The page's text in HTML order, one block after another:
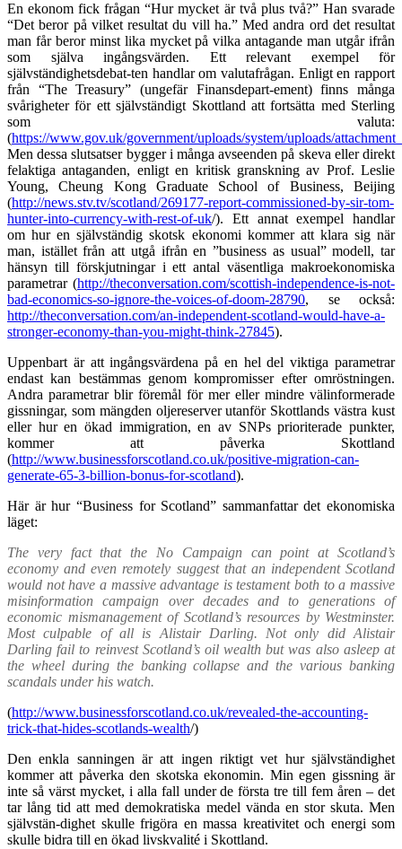
En ekonom fick frågan “Hur mycket är två plus två?” Han svarade
“Det beror på vilket resultat du vill ha.” Med andra ord det resultat
man får beror minst lika mycket på vilka antagande man utgår ifrån
som själva ingångsvärden. Ett relevant exempel för
självständighetsdebat-ten handlar om valutafrågan. Enligt en rapport
från “The Treasury” (ungefär Finansdepart-ement) finns många
svårigheter för ett självständigt Skottland att fortsätta med Sterling
som valuta:
(https://www.gov.uk/government/uploads/system/uploads/
Men dessa slutsatser bygger i många avseenden på skeva eller direkt
felaktiga antaganden, enligt en kritisk granskning av Prof. Leslie
Young, Cheung Kong Graduate School of Business, Beijing
(http://news.stv.tv/scotland/269177-report-commissioned-by-sir-tom-
hunter-into-currency-with-rest-of-uk/). Ett annat exempel handlar
om hur en självständig skotsk ekonomi kommer att klara sig när
man, istället från att utgå ifrån en ”business as usual” modell, tar
hänsyn till förskjutningar i ett antal väsentliga makroekonomiska
parametrar (http://theconversation.com/scottish-independence-is-not-
bad-economics-so-ignore-the-voices-of-doom-28790, se också:
http://theconversation.com/an-independent-scotland-would-have-a-
stronger-economy-than-you-might-think-27845).
Uppenbart är att ingångsvärdena på en hel del viktiga parametrar
endastkan bestämmas genom kompromisser efter omröstningen.
Andra parametrar blir föremål för mer eller mindre välinformerade
gissningar, som mängden oljereserver utanför Skottlands västra kust
eller hur en ökad immigration, en av SNPs prioriterade punkter,
kommer att påverka Skottland
(http://www.businessforscotland.co.uk/positive-migration-can-
generate-65-3-billion-bonus-for-scotland).
Här är hur “Business for Scotland” sammanfattar det ekonomiska
läget:
The very fact that the No Campaign can point at Scotland’s
economy and even remotely suggest that an independent Scotland
would not have a massive advantage is testament both to a massive
misinformation campaign over decades and to generations of
economic mismanagement of Scotland’s resources by Westminster.
Most culpable of all is Alistair Darling. Not only did Alistair
Darling fail to reinvest Scotland’s oil wealth but was also asleep at
the wheel during the banking collapse and the various banking
scandals under his watch.
(http://www.businessforscotland.co.uk/revealed-the-accounting-
trick-that-hides-scotlands-wealth/)
Den enkla sanningen är att ingen riktigt vet hur självständighet
kommer att påverka den skotska ekonomin. Min egen gissning är
inte så värst mycket, i alla fall under de första tre till fem åren – det
tar lång tid att med demokratiska medel vända en stor skuta. Men
självstän-dighet skulle frigöra en massa kreativitet och energi som
skulle bidra till en ökad livskvalité i Skottland.